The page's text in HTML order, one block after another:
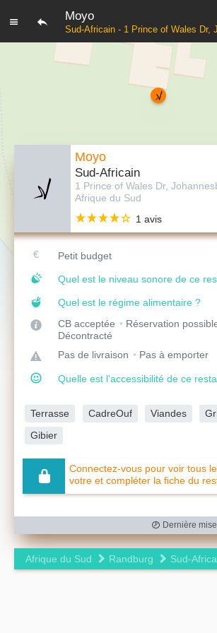
Moyo
Moyo
Sud-Africain
1 Prince of Wales Dr,
Afrique du Sud
1 avis
Petit budget
Quel est le niveau sonore de ce
Quel est le régime alimentaire ?
CB acceptée
Réservation
Décontracté
Pas de livraison
Pas à emporter
Quelle est l'accessibilité de ce
Terrasse CadreOuf Viandes
Gibier
Connectez-vous pour voir tous
votre et compléter la fiche du
Dernière
Afrique du Sud Randburg Sud-